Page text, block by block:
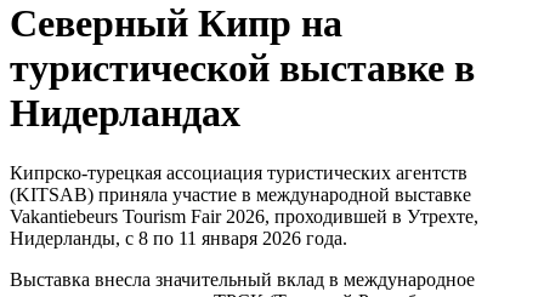
Северный Кипр на
туристической выставке в
Нидерландах
Кипрско-турецкая ассоциация туристических агентств
(KITSAB) приняла участие в международной выставке
Vakantiebeurs Tourism Fair 2026, проходившей в Утрехте,
Нидерланды, с 8 по 11 января 2026 года.
Выставка внесла значительный вклад в международное